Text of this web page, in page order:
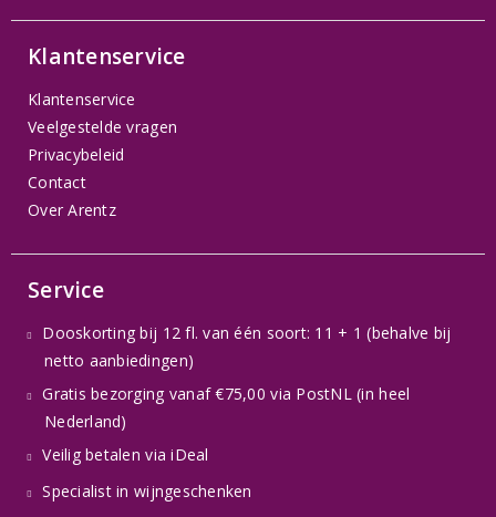
Klantenservice
Klantenservice
Veelgestelde vragen
Privacybeleid
Contact
Over Arentz
Service
Dooskorting bij 12 fl. van één soort: 11 + 1 (behalve bij
netto aanbiedingen)
Gratis bezorging vanaf €75,00 via PostNL (in heel
Nederland)
Veilig betalen via iDeal
Specialist in wijngeschenken